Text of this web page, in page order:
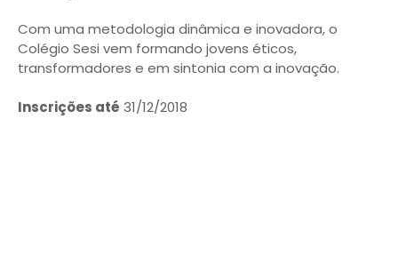
Com uma metodologia dinâmica e inovadora, o
Colégio Sesi vem formando jovens éticos,
transformadores e em sintonia com a inovação.
Inscrições até 31/12/2018